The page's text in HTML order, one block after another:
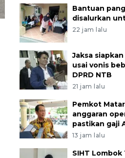
Bantuan
disalurkan
22 jam lalu
Jaksa
usai vonis
DPRD NTB
21 jam lalu
Pemkot
anggaran
pastikan gaji
13 jam lalu
SIHT